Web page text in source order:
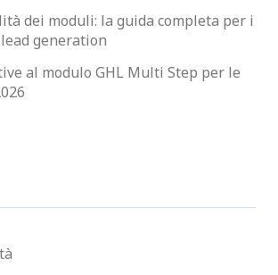
dei moduli: la guida completa per i
generation
al modulo GHL Multi Step per le